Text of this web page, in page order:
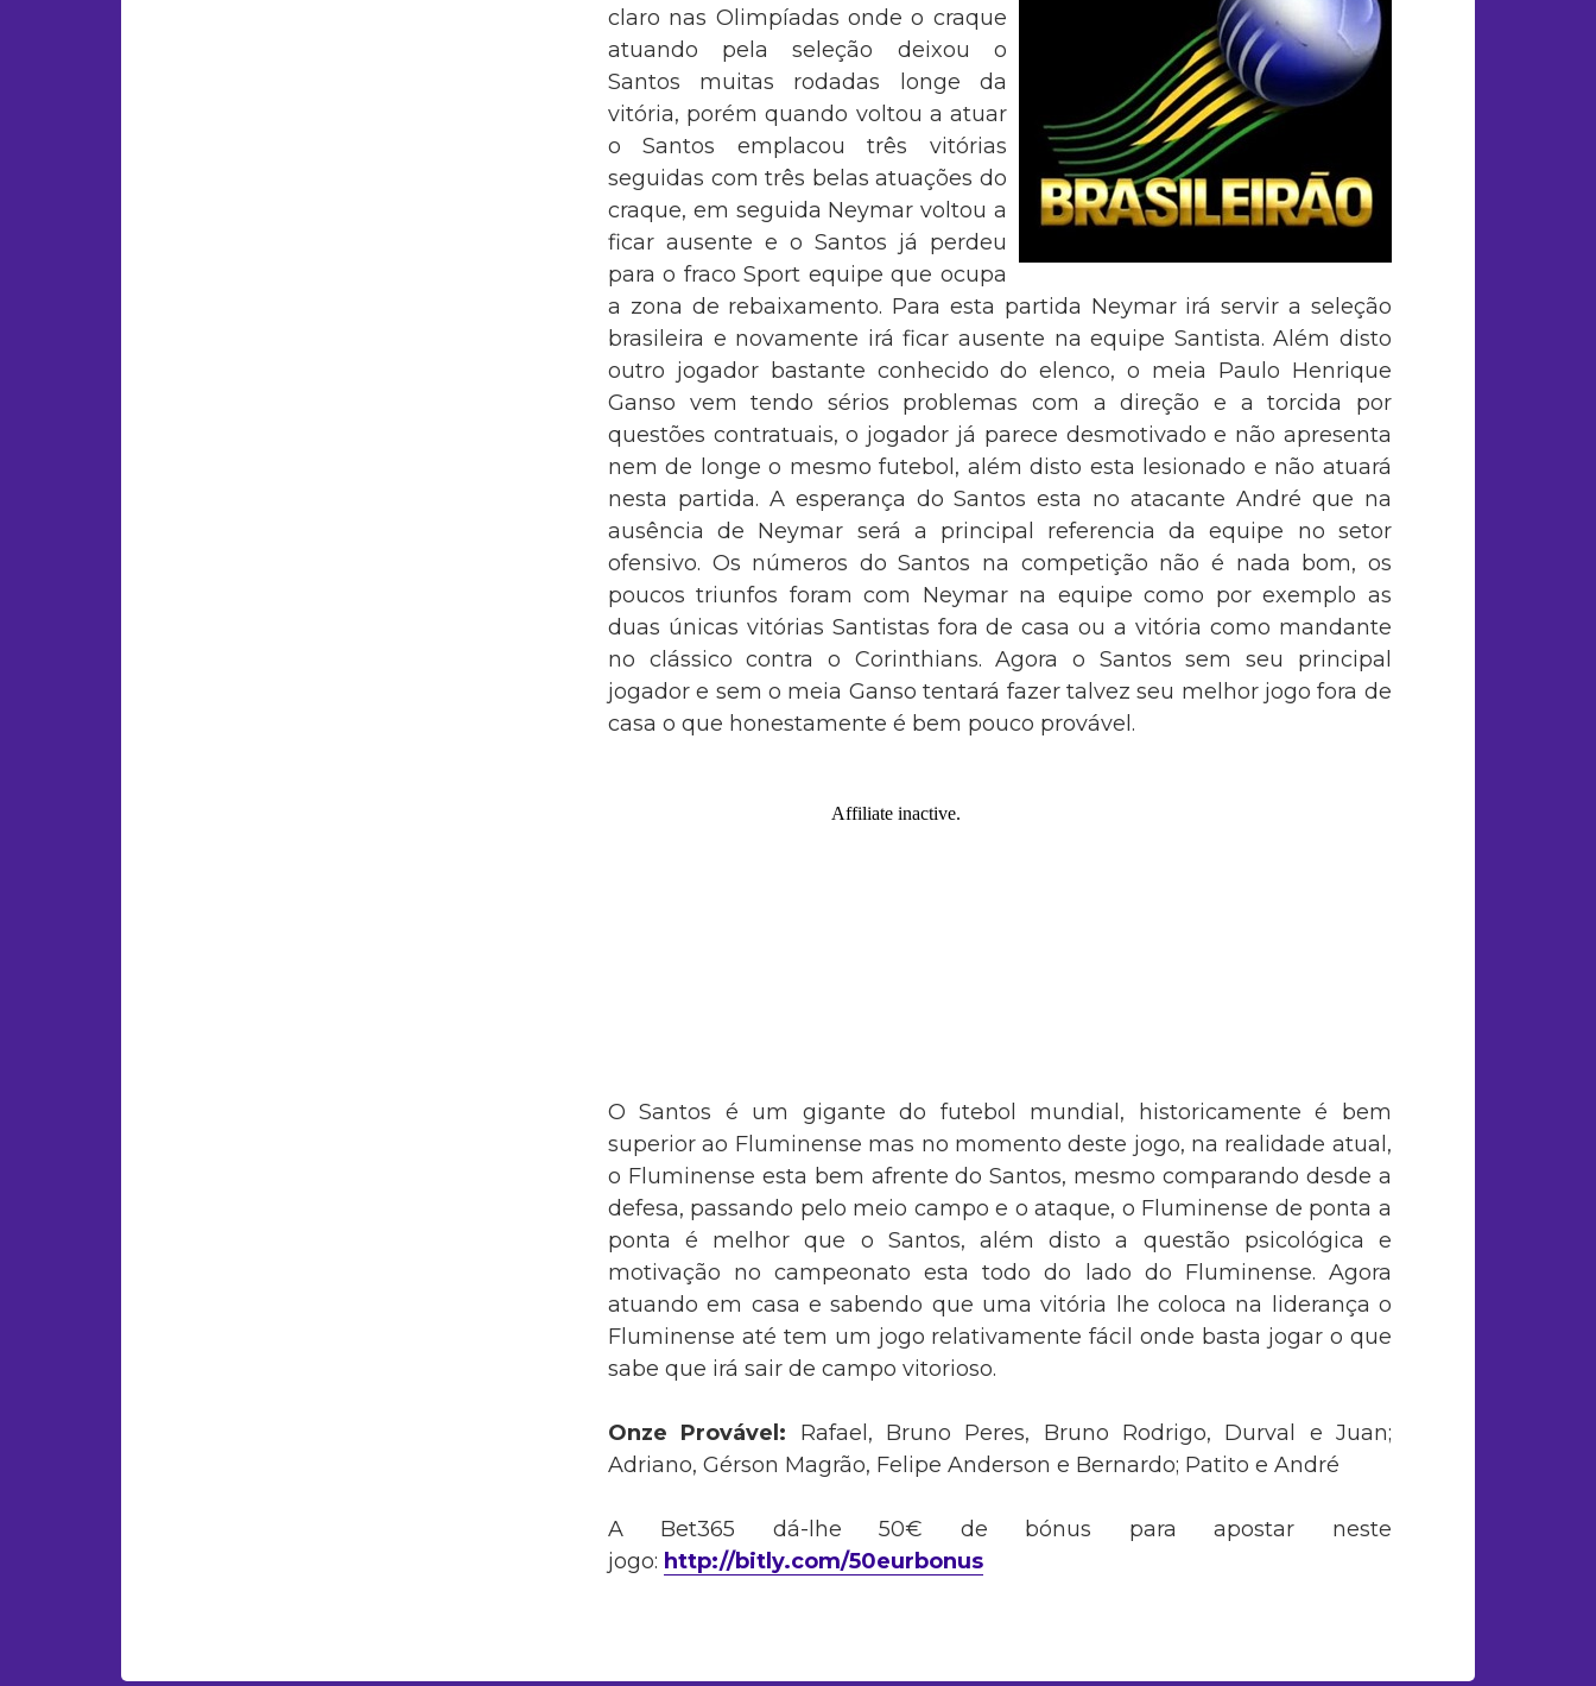
claro nas Olimpíadas onde o craque
atuando pela seleção deixou o
Santos muitas rodadas longe da
vitória, porém quando voltou a atuar
o Santos emplacou três vitórias
seguidas com três belas atuações do
craque, em seguida Neymar voltou a
ficar ausente e o Santos já perdeu
para o fraco Sport equipe que ocupa
a zona de rebaixamento. Para esta partida Neymar irá servir a seleção
brasileira e novamente irá ficar ausente na equipe Santista. Além disto
outro jogador bastante conhecido do elenco, o meia Paulo Henrique
Ganso vem tendo sérios problemas com a direção e a torcida por
questões contratuais, o jogador já parece desmotivado e não apresenta
nem de longe o mesmo futebol, além disto esta lesionado e não atuará
nesta partida. A esperança do Santos esta no atacante André que na
ausência de Neymar será a principal referencia da equipe no setor
ofensivo. Os números do Santos na competição não é nada bom, os
poucos triunfos foram com Neymar na equipe como por exemplo as
duas únicas vitórias Santistas fora de casa ou a vitória como mandante
no clássico contra o Corinthians. Agora o Santos sem seu principal
jogador e sem o meia Ganso tentará fazer talvez seu melhor jogo fora de
casa o que honestamente é bem pouco provável.
O Santos é um gigante do futebol mundial, historicamente é bem
superior ao Fluminense mas no momento deste jogo, na realidade atual,
o Fluminense esta bem afrente do Santos, mesmo comparando desde a
defesa, passando pelo meio campo e o ataque, o Fluminense de ponta a
ponta é melhor que o Santos, além disto a questão psicológica e
motivação no campeonato esta todo do lado do Fluminense. Agora
atuando em casa e sabendo que uma vitória lhe coloca na liderança o
Fluminense até tem um jogo relativamente fácil onde basta jogar o que
sabe que irá sair de campo vitorioso.
Onze Provável: Rafael, Bruno Peres, Bruno Rodrigo, Durval e Juan;
Adriano, Gérson Magrão, Felipe Anderson e Bernardo; Patito e André
A Bet365 dá-lhe 50€ de bónus para apostar neste
jogo: http://bitly.com/50eurbonus